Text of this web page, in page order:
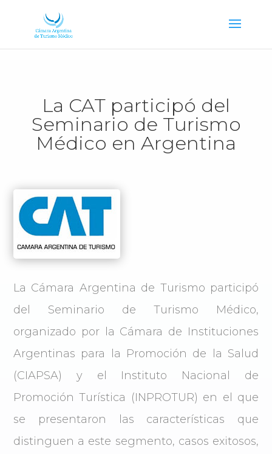
La CAT participó del
Seminario de Turismo
Médico en Argentina
La Cámara Argentina de Turismo participó
del Seminario de Turismo Médico,
organizado por la Cámara de Instituciones
Argentinas para la Promoción de la Salud
(CIAPSA) y el Instituto Nacional de
Promoción Turística (INPROTUR) en el que
se presentaron las características que
distinguen a este segmento, casos exitosos,